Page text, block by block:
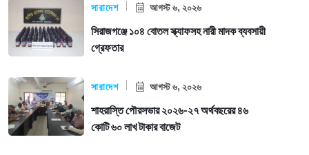
সারাদেশ আগস্ট ৬, ২০২৬
সিরাজগঞ্জে ১০৪ বোতল স্ক্যাফসহ নারী মাদক ব্যবসায়ী
গ্রেফতার
সারাদেশ আগস্ট ৬, ২০২৬
শাহরাস্তি পৌরসভার ২০২৬-২৭ অর্থবছরের ৪৬
কোটি ৬০ লাখ টাকার বাজেট